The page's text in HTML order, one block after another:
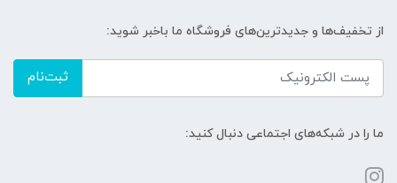
از تخفیف‌ها و جدیدترین‌های فروشگاه ما باخبر شوید:
ثبت‌نام
ما را در شبکه‌های اجتماعی دنبال کنید: